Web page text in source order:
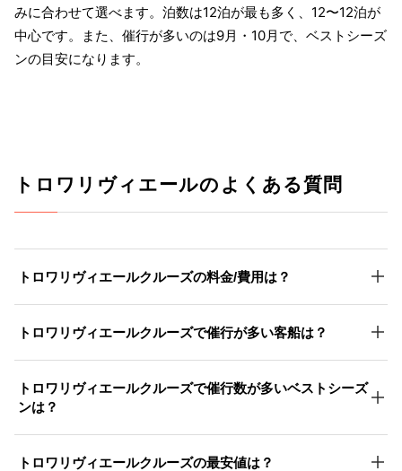
みに合わせて選べます。泊数は12泊が最も多く、12〜12泊が
中心です。また、催行が多いのは9月・10月で、ベストシーズ
ンの目安になります。
トロワリヴィエールのよくある質問
トロワリヴィエールクルーズの料金/費用は？
トロワリヴィエールクルーズで催行が多い客船は？
トロワリヴィエールクルーズで催行数が多いベストシーズ
ンは？
トロワリヴィエールクルーズの最安値は？